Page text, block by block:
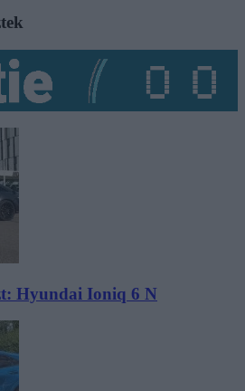
Hyundai Ioniq 6 N